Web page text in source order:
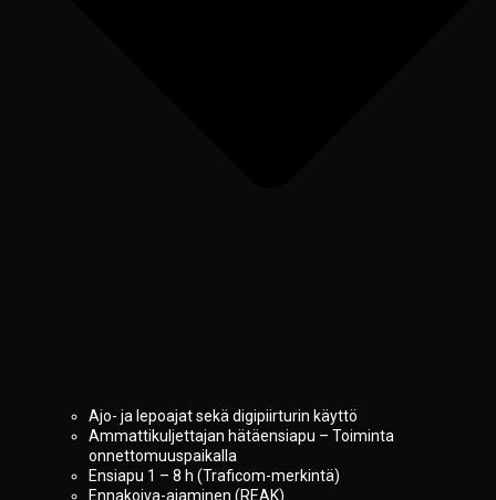
Ajo- ja lepoajat sekä digipiirturin käyttö
Ammattikuljettajan hätäensiapu – Toiminta
onnettomuuspaikalla
Ensiapu 1 – 8 h (Traficom-merkintä)
Ennakoiva-ajaminen (REAK)